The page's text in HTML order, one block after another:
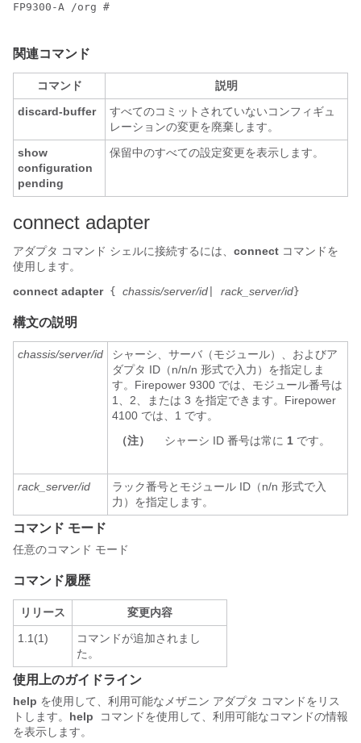
FP9300-A /org #
関連コマンド
コマンド
説明
discard-buffer
すべてのコミットされていないコンフィギュ
レーションの変更を廃棄します。
show
configuration
pending
保留中のすべての設定変更を表示します。
connect adapter
アダプタ コマンド シェルに接続するには、 connect コマンドを
使用します。
connect adapter{ chassis/server/id rack_server/id }
構文の説明
chassis/server/id
シャーシ、サーバ（モジュール）、およびア
ダプタ ID（n/n/n 形式で入力）を指定しま
す。Firepower 9300 では、モジュール番号は
1、2、または 3 を指定できます。Firepower
4100 では、1 です。
（注）
シャーシ ID 番号は常に 1 です。
rack_server/id
ラック番号とモジュール ID（n/n 形式で入
力）を指定します。
コマンド モード
任意のコマンド モード
コマンド履歴
リリース
変更内容
1.1(1)
コマンドが追加されまし
た。
使用上のガイドライン
help を使用して、利用可能なメザニン アダプタ コマンドをリス
トします。 help
コマンドを使用して、利用可能なコマンドの情報
を表示します。